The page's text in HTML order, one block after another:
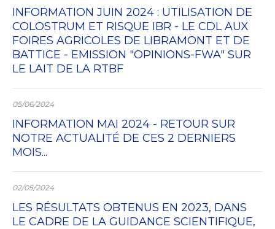
INFORMATION JUIN 2024 : UTILISATION DE
COLOSTRUM ET RISQUE IBR - LE CDL AUX
FOIRES AGRICOLES DE LIBRAMONT ET DE
BATTICE - EMISSION "OPINIONS-FWA" SUR
LE LAIT DE LA RTBF
05/06/2024
INFORMATION MAI 2024 - RETOUR SUR
NOTRE ACTUALITÉ DE CES 2 DERNIERS
MOIS...
02/05/2024
LES RÉSULTATS OBTENUS EN 2023, DANS
LE CADRE DE LA GUIDANCE SCIENTIFIQUE,